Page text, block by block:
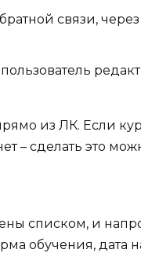
связи,
из ЛК. Если
– сделать это
списком, и
обучения, дата